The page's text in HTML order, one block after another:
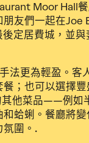
Moor Hall
友們一起在Joe
定居費城，並與
法更為輕盈。客
；也可以選擇豐
其他菜品——例如
蛤蜊。餐廳將變
氛圍。.